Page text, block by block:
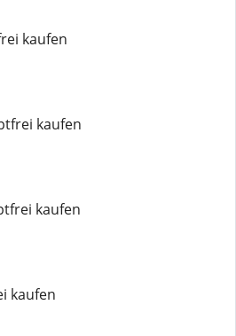
kaufen
kaufen
kaufen
kaufen